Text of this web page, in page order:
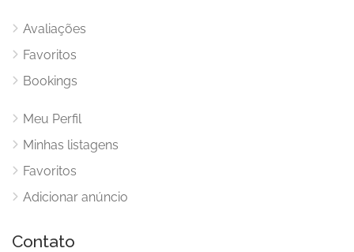
Avaliações
Favoritos
Bookings
Meu Perfil
Minhas listagens
Favoritos
Adicionar anúncio
Contato